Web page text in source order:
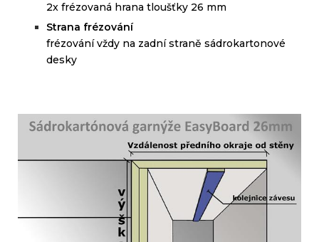
2x frézovaná hrana tloušťky 26 mm
Strana frézování
frézování vždy na zadní straně sádrokartonové
desky